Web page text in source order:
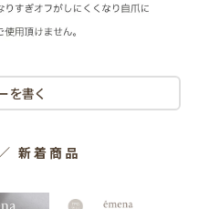
を書く
新着商品